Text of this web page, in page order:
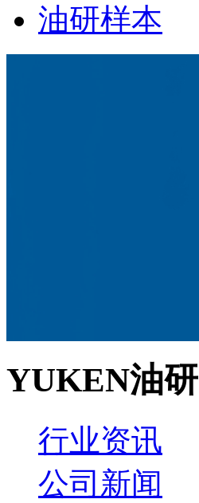
油研样本
YUKEN油研
行业资讯
公司新闻